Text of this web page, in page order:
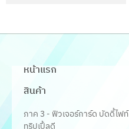
หน้าแรก
สินค้า
ภาค 3 - ฟิวเจอร์การ์ด บัดดี้ไฟท์